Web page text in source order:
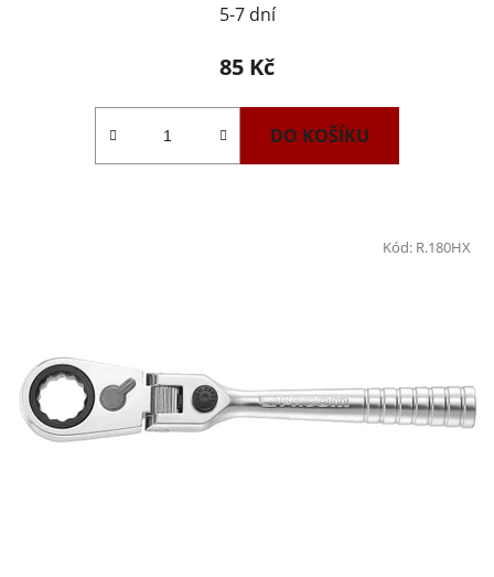
5-7 dní
85 Kč
DO KOŠÍKU
Kód: R.180HX